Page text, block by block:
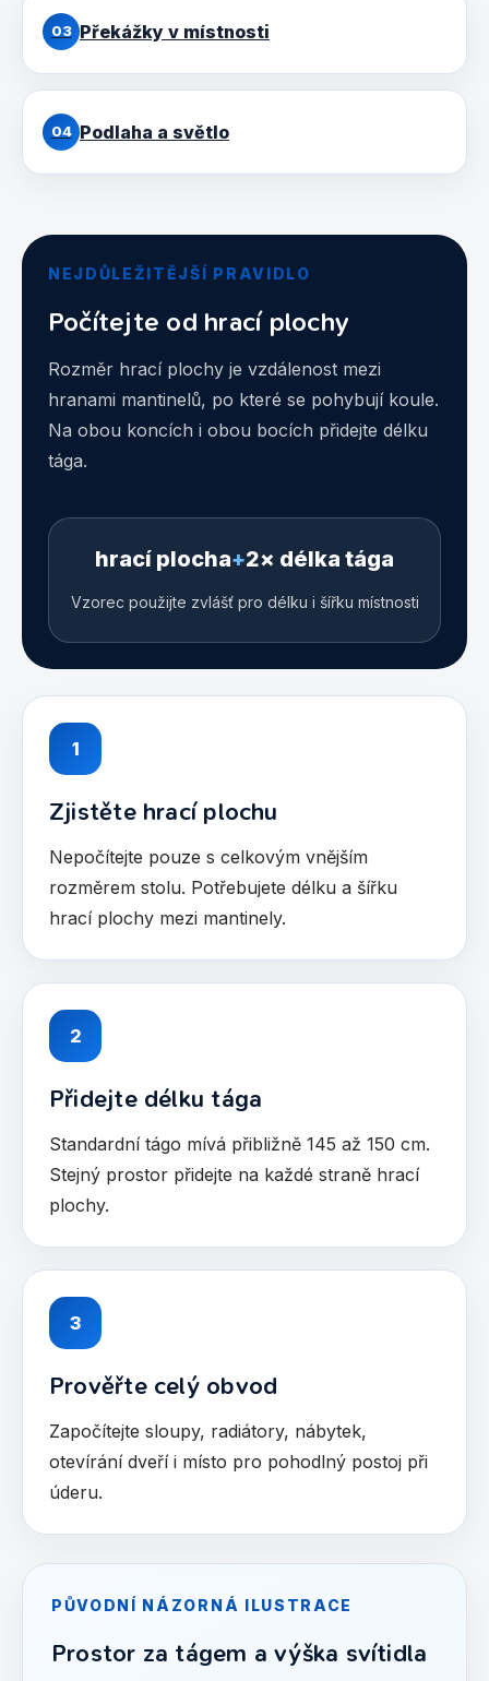
03 Překážky v místnosti
04 Podlaha a světlo
NEJDŮLEŽITĚJŠÍ PRAVIDLO
Počítejte od hrací plochy
Rozměr hrací plochy je vzdálenost mezi
hranami mantinelů, po které se pohybují koule.
Na obou koncích i obou bocích přidejte délku
tága.
hrací plocha+2× délka tága
Vzorec použijte zvlášť pro délku i šířku místnosti
1
Zjistěte hrací plochu
Nepočítejte pouze s celkovým vnějším
rozměrem stolu. Potřebujete délku a šířku
hrací plochy mezi mantinely.
2
Přidejte délku tága
Standardní tágo mívá přibližně 145 až 150 cm.
Stejný prostor přidejte na každé straně hrací
plochy.
3
Prověřte celý obvod
Započítejte sloupy, radiátory, nábytek,
otevírání dveří i místo pro pohodlný postoj při
úderu.
PŮVODNÍ NÁZORNÁ ILUSTRACE
Prostor za tágem a výška svítidla